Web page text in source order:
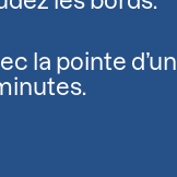
la pointe